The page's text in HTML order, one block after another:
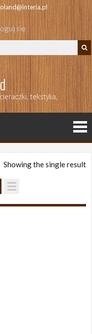
się
tekstylia,
Showing the single result